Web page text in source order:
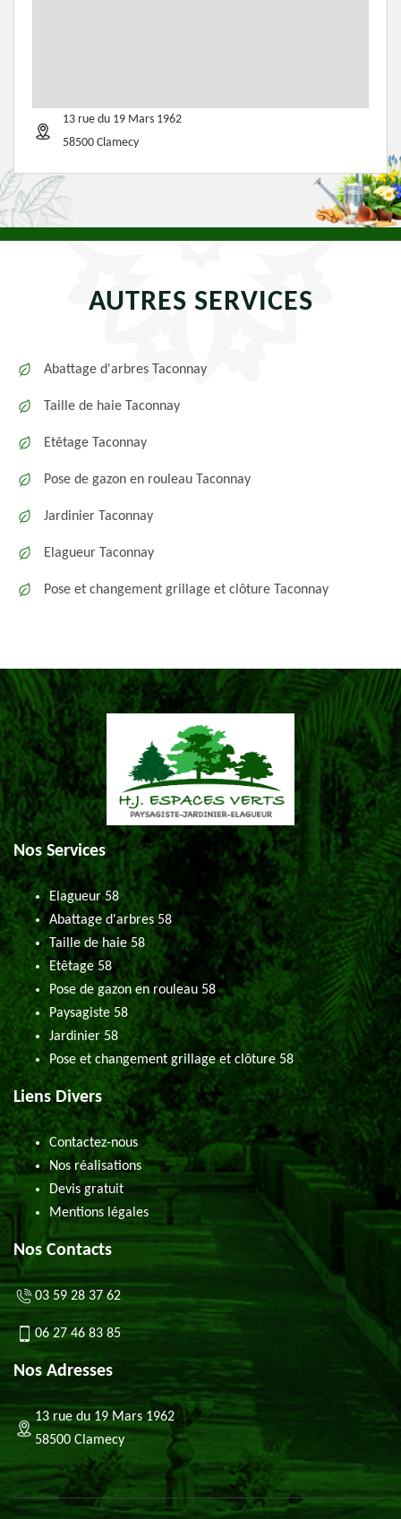
13 rue du 19 Mars 1962
58500 Clamecy
AUTRES SERVICES
Abattage d'arbres Taconnay
Taille de haie Taconnay
Etêtage Taconnay
Pose de gazon en rouleau Taconnay
Jardinier Taconnay
Elagueur Taconnay
Pose et changement grillage et clôture Taconnay
Nos Services
Elagueur 58
Abattage d'arbres 58
Taille de haie 58
Etêtage 58
Pose de gazon en rouleau 58
Paysagiste 58
Jardinier 58
Pose et changement grillage et clôture 58
Liens Divers
Contactez-nous
Nos réalisations
Devis gratuit
Mentions légales
Nos Contacts
03 59 28 37 62
06 27 46 83 85
Nos Adresses
13 rue du 19 Mars 1962
58500 Clamecy